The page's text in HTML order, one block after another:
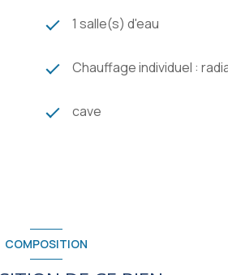
1 salle(s) d'eau
Chauffage individuel :
cave
COMPOSITION